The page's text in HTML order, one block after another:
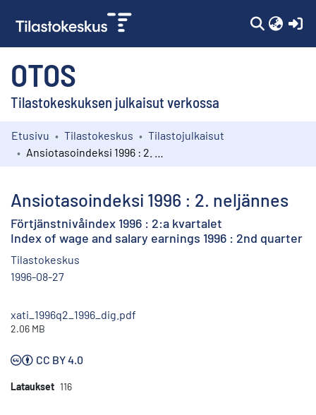
OTOS
Tilastokeskuksen julkaisut verkossa
Kokoelmat
Etusivu Tilastokeskus
Tilastojulkaisut
Ansiotasoindeksi 1996 : 2. neljännes
Förtjänstnivåindex 1996 : 2:a kvartalet
Index of wage and salary earnings 1996 : 2nd quarter
Tilastokeskus
1996-08-27
xati_1996q2_1996_dig.pdf
2.06 MB
CC BY 4.0
Lataukset 116